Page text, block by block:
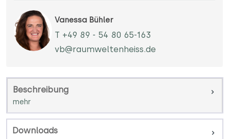
Vanessa Bühler
T +49 89 - 54 80 65-163
vb@raumweltenheiss.de
Beschreibung
Downloads